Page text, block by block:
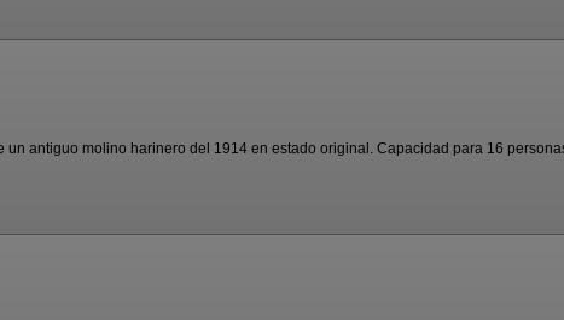
antiguo molino harinero del 1914 en estado original. Capacidad para 16 personas